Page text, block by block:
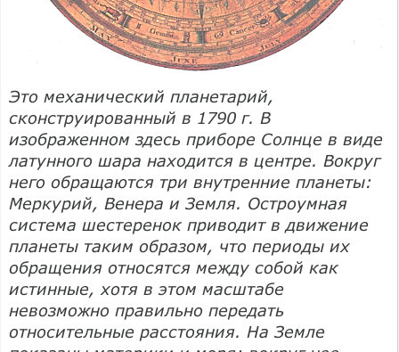
Это механический планетарий,
сконструированный в 1790 г. В
изображенном здесь приборе Солнце в виде
латунного шара находится в центре. Вокруг
него обращаются три внутренние планеты:
Меркурий, Венера и Земля. Остроумная
система шестеренок приводит в движение
планеты таким образом, что периоды их
обращения относятся между собой как
истинные, хотя в этом масштабе
невозможно правильно передать
относительные расстояния. На Земле